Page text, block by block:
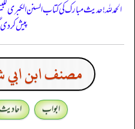
الحمدللہ! حدیث مبارک کی کتاب السنن
پیش کر
مصنف ابن ابي
ابواب